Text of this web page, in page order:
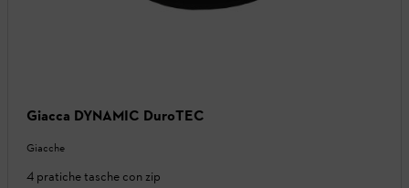
Giacca DYNAMIC DuroTEC
Giacche
4 pratiche tasche con zip